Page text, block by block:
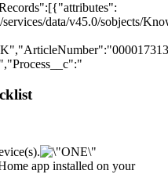
data/v45.0/sobjects/
app installed on your